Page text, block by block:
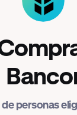
de personas